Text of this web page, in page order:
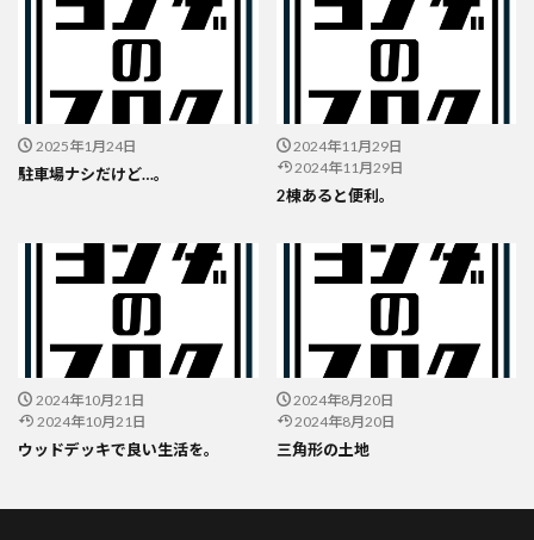
2025年1月24日
駐車場ナシだけど…。
2024年11月29日
2024年11月29日
2棟あると便利。
2024年10月21日
2024年10月21日
ウッドデッキで良い生活を。
2024年8月20日
2024年8月20日
三角形の土地